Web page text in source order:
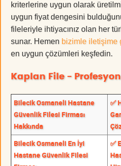
kriterlerine uygun olarak
uygun fiyat dengesini
fileleriyle ihtiyacınız olan her
sunar. Hemen bizimle iletişime
en uygun çözümleri keşfedin.
Kaplan File -
Bilecik Osmaneli Hastane
Güvenlik Filesi Firması
Hakkında
✅
Bilecik Osmaneli En İyi
Hastane Güvenlik Filesi
✅